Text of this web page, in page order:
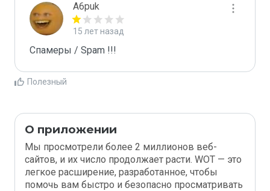
A6puk
15 лет назад
Спамеры / Spam !!!
Полезный
О приложении
Мы просмотрели более 2 миллионов веб-
сайтов, и их число продолжает расти. WOT — это
легкое расширение, разработанное, чтобы
помочь вам быстро и безопасно просматривать